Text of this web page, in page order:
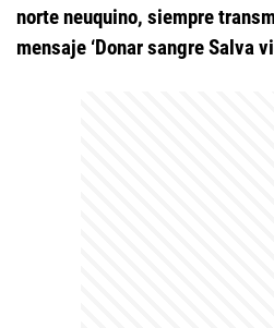
norte neuquino, siempre
mensaje ‘Donar sangre Salva